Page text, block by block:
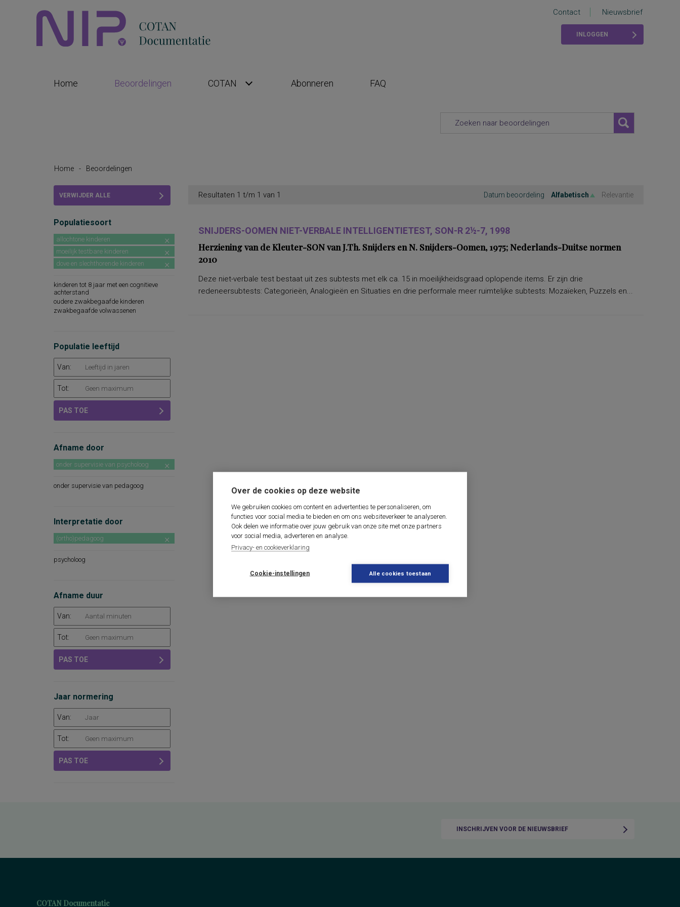
Over de cookies op deze website
We gebruiken cookies om content en advertenties te personaliseren, om
functies voor social media te bieden en om ons websiteverkeer te analyseren.
Ook delen we informatie over jouw gebruik van onze site met onze partners
voor social media, adverteren en analyse.
Privacy- en cookieverklaring
Cookie-instellingen Alle cookies toestaan
Contact Nieuwsbrief
INLOGGEN
Home Beoordelingen COTAN Abonneren FAQ
Home - Beoordelingen
VERWIJDER ALLE
Populatiesoort
allochtone kinderen
moeilijk testbare kinderen
dove en slechthorende kinderen
kinderen tot 8 jaar met een cognitieve
achterstand
oudere zwakbegaafde kinderen
zwakbegaafde volwassenen
Populatie leeftijd
Van:
Tot:
PAS TOE
Afname door
onder supervisie van psycholoog
onder supervisie van pedagoog
Interpretatie door
(ortho)pedagoog
psycholoog
Afname duur
Van:
Tot:
PAS TOE
Jaar normering
Van:
Tot:
PAS TOE
Resultaten 1 t/m 1 van 1 Datum beoordeling Alfabetisch Relevantie
SNIJDERS-OOMEN NIET-VERBALE INTELLIGENTIETEST, SON-R 2½-7, 1998
Herziening van de Kleuter-SON van J.Th. Snijders en N. Snijders-Oomen, 1975; Nederlands-Duitse normen
2010
Deze niet-verbale test bestaat uit zes subtests met elk ca. 15 in moeilijkheidsgraad oplopende items. Er zijn drie
redeneersubtests: Categorieën, Analogieën en Situaties en drie performale meer ruimtelijke subtests: Mozaïeken, Puzzels en...
INSCHRIJVEN VOOR DE NIEUWSBRIEF
COTAN Documentatie